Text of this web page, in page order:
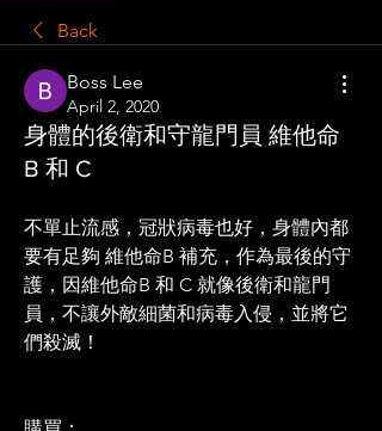
Back
Boss Lee
April 2, 2020
身體的後衛和守龍門員 維他命
B 和 C
不單止流感，冠狀病毒也好，身體內都
要有足夠 維他命B 補充，作為最後的守
護，因維他命B 和 C 就像後衛和龍門
員，不讓外敵細菌和病毒入侵，並將它
們殺滅！